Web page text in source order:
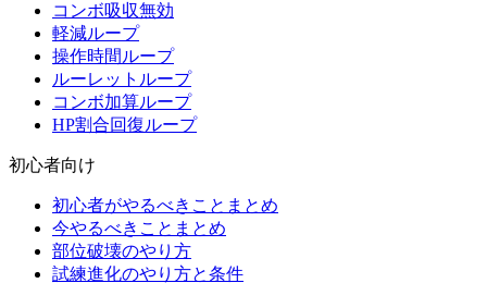
コンボ吸収無効
軽減ループ
操作時間ループ
ルーレットループ
コンボ加算ループ
HP割合回復ループ
初心者向け
初心者がやるべきことまとめ
今やるべきことまとめ
部位破壊のやり方
試練進化のやり方と条件